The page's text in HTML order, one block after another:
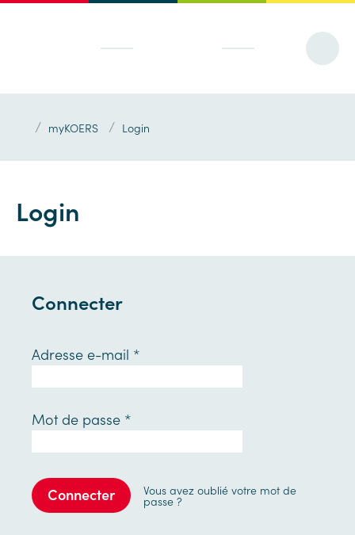
/ myKOERS / Login
Login
Connecter
Adresse e-mail *
Mot de passe *
Connecter Vous avez oublié votre mot de
passe ?